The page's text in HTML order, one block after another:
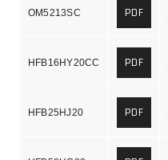
OM5213SC PDF
HFB16HY20CC PDF
HFB25HJ20 PDF